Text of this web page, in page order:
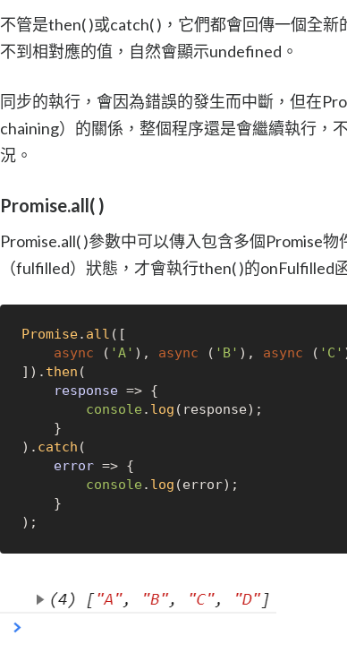
不管是then( )或catch( )，它們都會回傳一個全
不到相對應的值，自然會顯示undefined。
同步的執行，會因為錯誤的發生而中斷，但在
chaining）的關係，整個程序還是會繼續執行，
況。
Promise.all( )
Promise.all( )參數中可以傳入包含多個Promise
（fulfilled）狀態，才會執行then( )的onFulfilled
Promise. all ([
async ( 'A' ), async ( 'B' ), async ( 'C'
]). then (
response => {
console . log (response);
). catch (
error => {
console . log (error);